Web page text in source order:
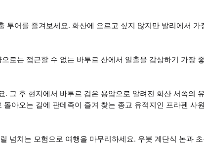
투어를 즐겨보세요. 화산에 오르고 싶지 않지만 발리에서 가
로는 접근할 수 없는 바투르 산에서 일출을 감상하기 가장
그 후 현지에서 바투르 검은 용암으로 알려진 화산 서쪽의
아오는 길에 판데족이 즐겨 찾는 종교 유적지인 프라펜 사
넘치는 모험으로 여행을 마무리하세요. 우붓 계단식 논과 초